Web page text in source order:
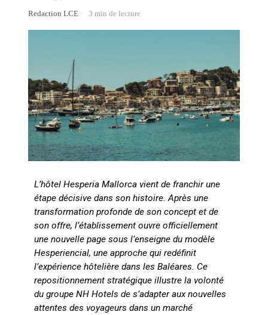
Redaction LCE 3 min de lecture
L’hôtel Hesperia Mallorca vient de franchir une
étape décisive dans son histoire. Après une
transformation profonde de son concept et de
son offre, l’établissement ouvre officiellement
une nouvelle page sous l’enseigne du modèle
Hesperiencial, une approche qui redéfinit
l’expérience hôtelière dans les Baléares. Ce
repositionnement stratégique illustre la volonté
du groupe NH Hotels de s’adapter aux nouvelles
attentes des voyageurs dans un marché